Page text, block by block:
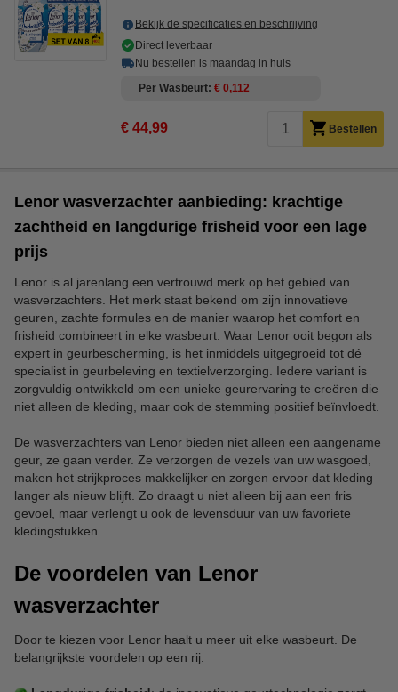
Bekijk de specificaties en beschrijving
Direct leverbaar
Nu bestellen is maandag in huis
Per Wasbeurt € 0,112
€ 44,99 Bestellen
Lenor wasverzachter aanbieding: krachtige
zachtheid en langdurige frisheid voor een lage
prijs
Lenor is al jarenlang een vertrouwd merk op het gebied van
wasverzachters. Het merk staat bekend om zijn innovatieve
geuren, zachte formules en de manier waarop het comfort en
frisheid combineert in elke wasbeurt. Waar Lenor ooit begon als
expert in geurbescherming, is het inmiddels uitgegroeid tot dé
specialist in geurbeleving en textielverzorging. Iedere variant is
zorgvuldig ontwikkeld om een unieke geurervaring te creëren die
niet alleen de kleding, maar ook de stemming positief beïnvloedt.
De wasverzachters van Lenor bieden niet alleen een aangename
geur, ze gaan verder. Ze verzorgen de vezels van uw wasgoed,
maken het strijkproces makkelijker en zorgen ervoor dat kleding
langer als nieuw blijft. Zo draagt u niet alleen bij aan een fris
gevoel, maar verlengt u ook de levensduur van uw favoriete
kledingstukken.
De voordelen van Lenor
wasverzachter
Door te kiezen voor Lenor haalt u meer uit elke wasbeurt. De
belangrijkste voordelen op een rij: